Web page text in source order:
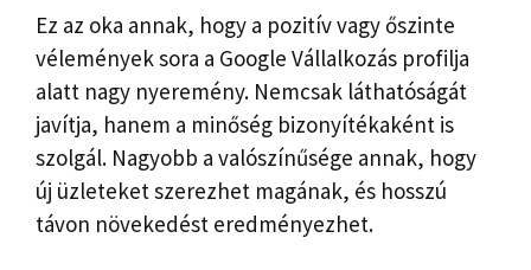
Ez az oka annak, hogy a pozitív vagy őszinte
vélemények sora a Google Vállalkozás profilja
alatt nagy nyeremény. Nemcsak láthatóságát
javítja, hanem a minőség bizonyítékaként is
szolgál. Nagyobb a valószínűsége annak, hogy
új üzleteket szerezhet magának, és hosszú
távon növekedést eredményezhet.